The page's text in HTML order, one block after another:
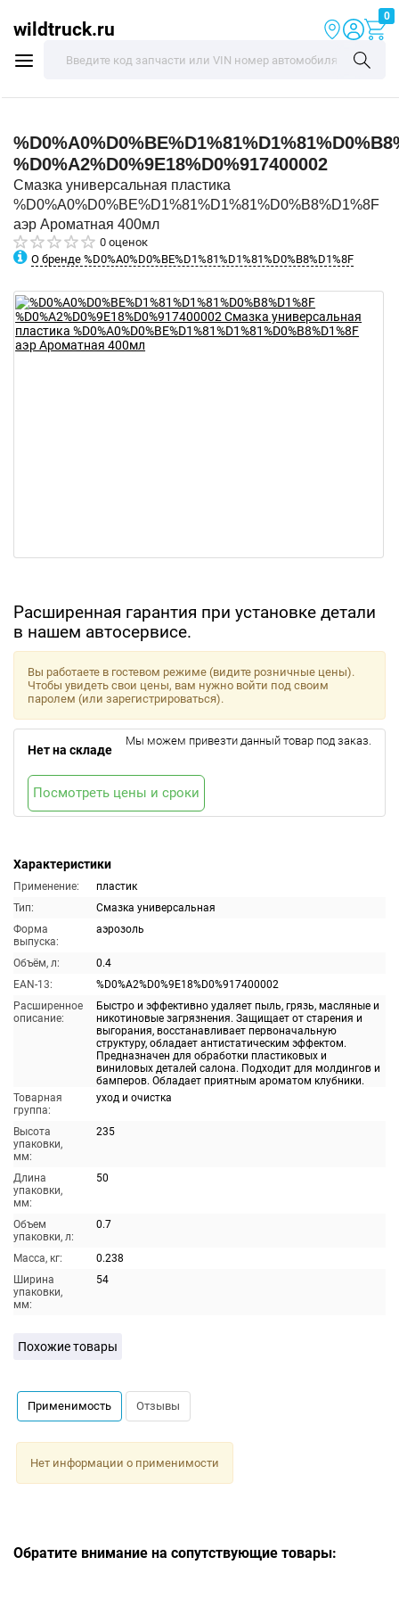
wildtruck.ru
0
%D0%A2%D0%9E18%D0%917400002
Смазка универсальная пластика
%D0%A0%D0%BE%D1%81%D1%81%D0%B8%D1%8F
аэр Ароматная 400мл
0 оценок
О бренде %D0%A0%D0%BE%D1%81%D1%81%D0%B8%D1%8F
Расширенная гарантия при установке детали
в нашем автосервисе.
Характеристики
Применение:
пластик
Тип:
Смазка универсальная
Форма
выпуска:
аэрозоль
Объём, л:
0.4
EAN-13:
%D0%A2%D0%9E18%D0%917400002
Расширенное
описание:
Быстро и эффективно удаляет пыль, грязь, масляные и
никотиновые загрязнения. Защищает от старения и
выгорания, восстанавливает первоначальную
структуру, обладает антистатическим эффектом.
Предназначен для обработки пластиковых и
виниловых деталей салона. Подходит для молдингов и
бамперов. Обладает приятным ароматом клубники.
Товарная
группа:
уход и очистка
Высота
упаковки,
мм:
235
Длина
упаковки,
мм:
50
Объем
упаковки, л:
0.7
Масса, кг:
0.238
Ширина
упаковки,
мм:
54
Вы работаете в гостевом режиме (видите розничные цены).
Чтобы увидеть свои цены, вам нужно войти под своим
паролем (или зарегистрироваться).
Нет на складе
Мы можем привезти данный товар под заказ.
Посмотреть цены и сроки
Похожие товары
Применимость Отзывы
Нет информации о применимости
Обратите внимание на сопутствующие товары: